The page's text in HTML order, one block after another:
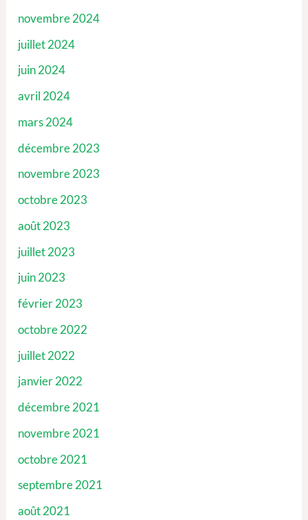
novembre 2024
juillet 2024
juin 2024
avril 2024
mars 2024
décembre 2023
novembre 2023
octobre 2023
août 2023
juillet 2023
juin 2023
février 2023
octobre 2022
juillet 2022
janvier 2022
décembre 2021
novembre 2021
octobre 2021
septembre 2021
août 2021